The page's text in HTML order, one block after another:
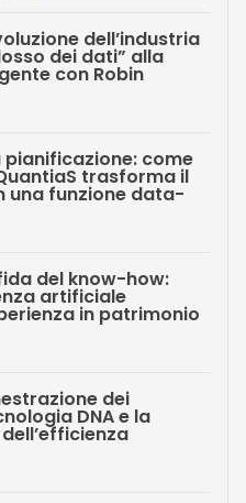
dell’industria
dei dati” alla
con Robin
pianificazione: come
trasforma il
una funzione data-
del know-how:
artificiale
in patrimonio
dei
DNA e la